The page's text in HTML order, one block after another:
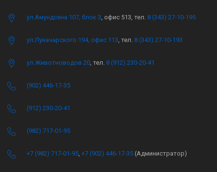
ул.Амундсена 107, блок 3, офис 513, тел. 8 (343) 27-10-195
ул.Луначарского 194, офис 113, тел. 8 (343) 27-10-193
ул.Животноводов 20, тел. 8 (912) 230-20-41
(902) 446-17-35
(912) 230-20-41
(982) 717-01-95
+7 (982) 717-01-95, +7 (902) 446-17-35 (Администратор)